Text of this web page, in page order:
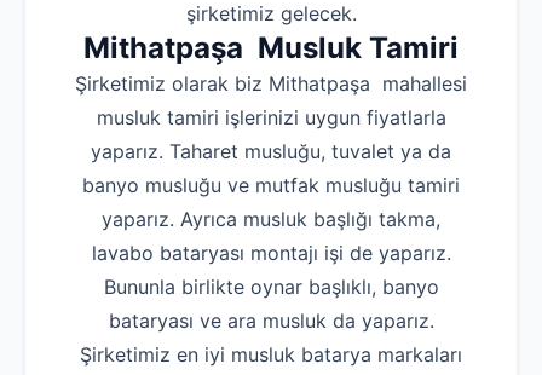
şirketimiz gelecek.
Mithatpaşa Musluk Tamiri
Şirketimiz olarak biz Mithatpaşa mahallesi
musluk tamiri işlerinizi uygun fiyatlarla
yaparız. Taharet musluğu, tuvalet ya da
banyo musluğu ve mutfak musluğu tamiri
yaparız. Ayrıca musluk başlığı takma,
lavabo bataryası montajı işi de yaparız.
Bununla birlikte oynar başlıklı, banyo
bataryası ve ara musluk da yaparız.
Şirketimiz en iyi musluk batarya markaları